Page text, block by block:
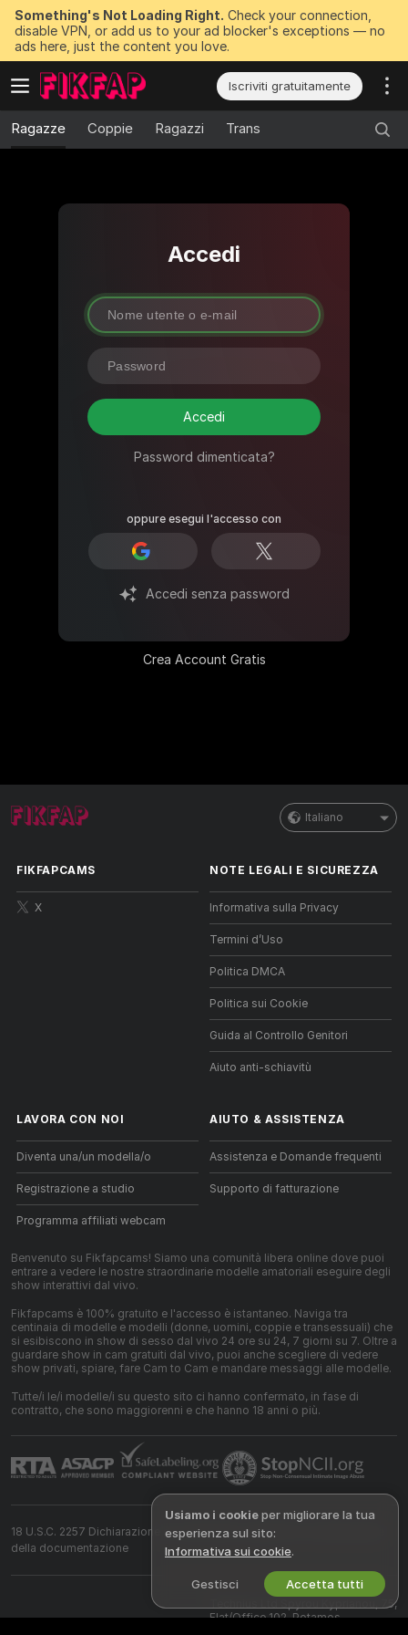
Something's Not Loading Right. Check your connection,
disable VPN, or add us to your ad blocker's exceptions — no
ads here, just the content you love.
Iscriviti gratuitamente
Ragazze Coppie Ragazzi Trans
Accedi
Accedi
Password dimenticata?
oppure esegui l'accesso con
Accedi senza password
Crea Account Gratis
Italiano
FIKFAPCAMS
X
NOTE LEGALI E SICUREZZA
Informativa sulla Privacy
Termini d’Uso
Politica DMCA
Politica sui Cookie
Guida al Controllo Genitori
Aiuto anti-schiavitù
LAVORA CON NOI
Diventa una/un modella/o
Registrazione a studio
Programma affiliati webcam
AIUTO & ASSISTENZA
Assistenza e Domande frequenti
Supporto di fatturazione
Benvenuto su Fikfapcams! Siamo una comunità libera online dove puoi
entrare a vedere le nostre straordinarie modelle amatoriali eseguire degli
show interattivi dal vivo.
Fikfapcams è 100% gratuito e l'accesso è istantaneo. Naviga tra
centinaia di modelle e modelli (donne, uomini, coppie e transessuali) che
si esibiscono in show di sesso dal vivo 24 ore su 24, 7 giorni su 7. Oltre a
guardare show in cam gratuiti dal vivo, puoi anche scegliere di vedere
show privati, spiare, fare Cam to Cam e mandare messaggi alle modelle.
Tutte/i le/i modelle/i su questo sito ci hanno confermato, in fase di
contratto, che sono maggiorenni e che hanno 18 anni o più.
18 U.S.C. 2257 Dichiarazione di conformità ai requisiti di conservazione
della documentazione
Usiamo i cookieper migliorare la tua
esperienza sul sito:
Informativa sui cookie.
Gestisci Accetta tutti